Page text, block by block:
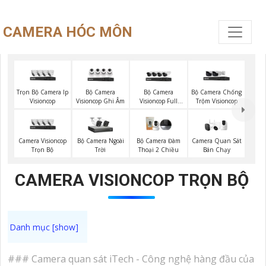
CAMERA HÓC MÔN
Trọn Bộ Camera Ip
Visioncop
Bộ Camera
Visioncop Ghi Âm
Bộ Camera
Visioncop Full
Bộ Camera Chống
Trộm Visioncop
Camera Visioncop
Trọn Bộ
Bộ Camera Ngoài
Trời
Bộ Camera Đàm
Thoại 2 Chiều
Camera Quan Sát
Bán Chạy
CAMERA VISIONCOP TRỌN BỘ
### Camera quan sát iTech - Công nghệ hàng đầu của